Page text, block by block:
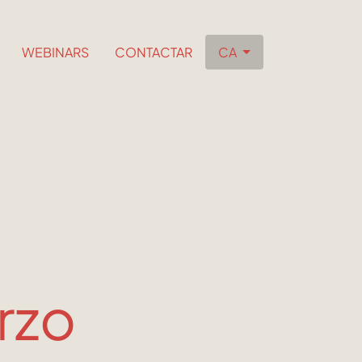
WEBINARS CONTACTAR CA